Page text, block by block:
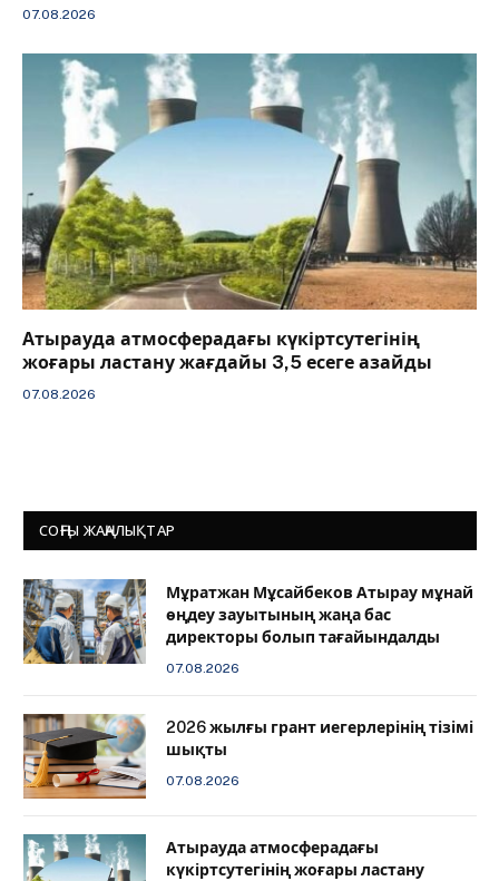
07.08.2026
Атырауда атмосферадағы күкіртсутегінің
жоғары ластану жағдайы 3,5 есеге азайды
07.08.2026
СОҢҒЫ ЖАҢАЛЫҚТАР
Мұратжан Мұсайбеков Атырау мұнай
өңдеу зауытының жаңа бас
директоры болып тағайындалды
07.08.2026
2026 жылғы грант иегерлерінің тізімі
шықты
07.08.2026
Атырауда атмосферадағы
күкіртсутегінің жоғары ластану